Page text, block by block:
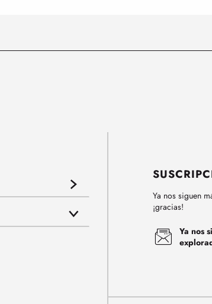
Ya nos siguen
¡gracias!
Ya nos